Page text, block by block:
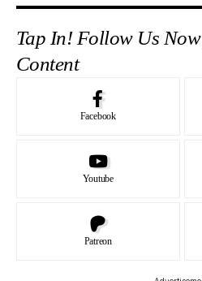
Tap In! Follow Us
Content
Facebook
Youtube
Patreon